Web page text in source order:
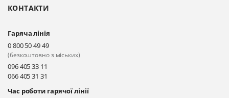
КОНТАКТИ
Гаряча лінія
0 800 50 49 49
(безкоштовно з міських)
096 405 33 11
066 405 31 31
Час роботи гарячої лінії